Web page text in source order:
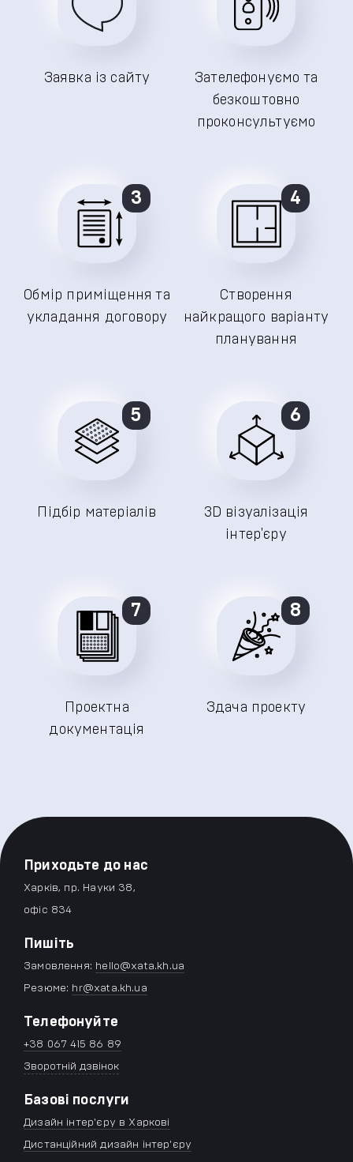
Заявка із сайту
Зателефонуємо та
безкоштовно
проконсультуємо
3
Обмір приміщення та
укладання договору
4
Створення
найкращого варіанту
планування
5
Підбір матеріалів
6
3D візуалізація
інтер'єру
7
Проектна
документація
8
Здача проекту
Приходьте до нас
Харків, пр. Науки 38,
офіс 834
Пишіть
Замовлення: hello@xata.kh.ua
Резюме: hr@xata.kh.ua
Телефонуйте
+38 067 415 86 89
Зворотній дзвінок
Базові послуги
Дизайн інтер'єру в Харкові
Дистанційний дизайн інтер'єру